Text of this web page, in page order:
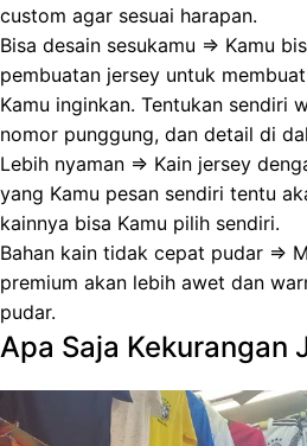
custom agar sesuai harapan.
Bisa desain sesukamu => Kamu
pembuatan jersey untuk
Kamu inginkan. Tentukan sendiri
nomor punggung, dan detail di
Lebih nyaman => Kain jersey
yang Kamu pesan sendiri tentu
kainnya bisa Kamu pilih sendiri.
Bahan kain tidak cepat pudar =>
premium akan lebih awet dan
pudar.
Apa Saja Kekurangan